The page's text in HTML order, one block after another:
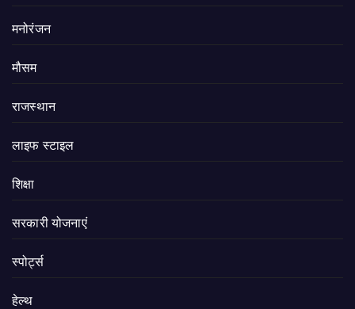
मनोरंजन
मौसम
राजस्थान
लाइफ स्टाइल
शिक्षा
सरकारी योजनाएं
स्पोर्ट्स
हेल्थ